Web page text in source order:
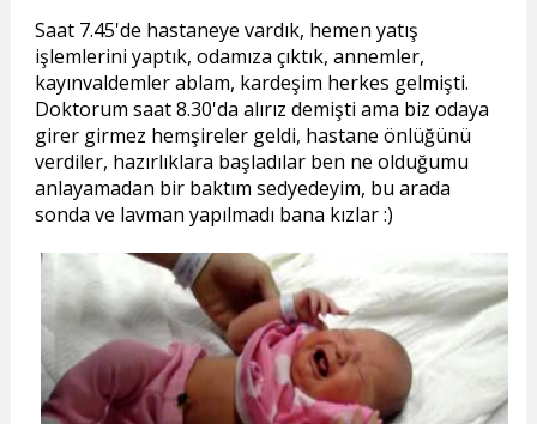
Saat 7.45'de hastaneye vardık, hemen yatış
işlemlerini yaptık, odamıza çıktık, annemler,
kayınvaldemler ablam, kardeşim herkes gelmişti.
Doktorum saat 8.30'da alırız demişti ama biz odaya
girer girmez hemşireler geldi, hastane önlüğünü
verdiler, hazırlıklara başladılar ben ne olduğumu
anlayamadan bir baktım sedyedeyim, bu arada
sonda ve lavman yapılmadı bana kızlar :)